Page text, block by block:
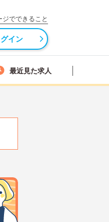
ジでできること
イン
最近見た求人